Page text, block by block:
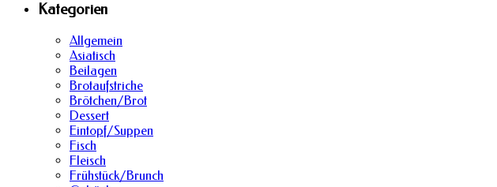
Kategorien
Allgemein
Asiatisch
Beilagen
Brotaufstriche
Brötchen/Brot
Dessert
Eintopf/Suppen
Fisch
Fleisch
Frühstück/Brunch